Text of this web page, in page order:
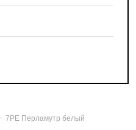
7PE Перламутр белый